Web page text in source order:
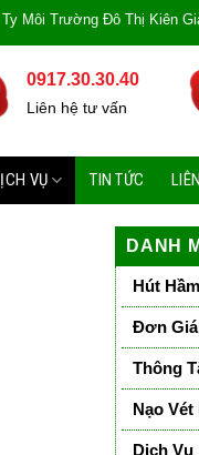
Thị Kiên Giang Chuyên:
0917.30.30.40
Liên hệ tư vấn
VỤ TIN TỨC
DANH
Hút
Đơn Giá
Thông
Nạo Vét
Dịch Vụ